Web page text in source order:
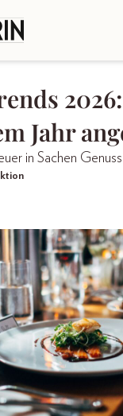
Jahr
in Sachen